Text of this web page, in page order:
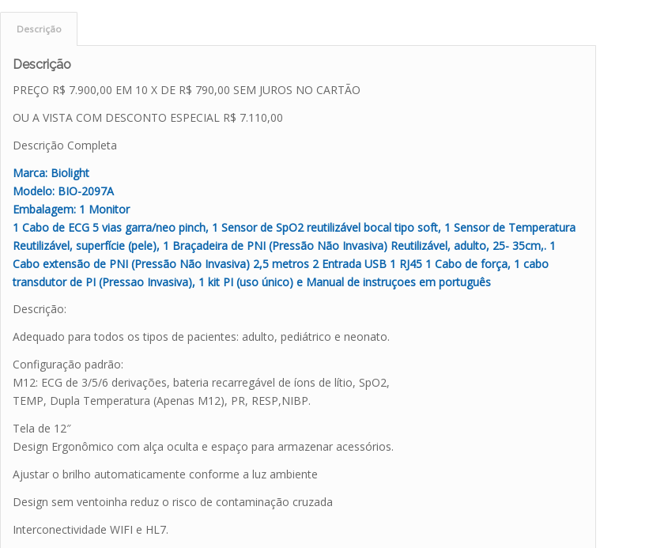
Descrição
Descrição
PREÇO R$ 7.900,00 EM 10 X DE R$ 790,00 SEM JUROS NO CARTÃO
OU A VISTA COM DESCONTO ESPECIAL R$ 7.110,00
Descrição Completa
Marca: Biolight
Modelo: BIO-2097A
Embalagem: 1 Monitor
1 Cabo de ECG 5 vias garra/neo pinch, 1 Sensor de SpO2 reutilizável bocal tipo soft, 1 Sensor de Temperatura
Reutilizável, superfície (pele), 1 Braçadeira de PNI (Pressão Não Invasiva) Reutilizável, adulto, 25- 35cm,. 1
Cabo extensão de PNI (Pressão Não Invasiva) 2,5 metros 2 Entrada USB 1 RJ45 1 Cabo de força, 1 cabo
transdutor de PI (Pressao Invasiva), 1 kit PI (uso único) e Manual de instruçoes em português
Descrição:
Adequado para todos os tipos de pacientes: adulto, pediátrico e neonato.
Configuração padrão:
M12: ECG de 3/5/6 derivações, bateria recarregável de íons de lítio, SpO2,
TEMP, Dupla Temperatura (Apenas M12), PR, RESP,NIBP.
Tela de 12″
Design Ergonômico com alça oculta e espaço para armazenar acessórios.
Ajustar o brilho automaticamente conforme a luz ambiente
Design sem ventoinha reduz o risco de contaminação cruzada
Interconectividade WIFI e HL7.